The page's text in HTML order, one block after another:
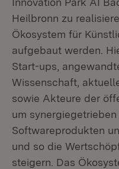
Heilbronn zu
Ökosystem für
aufgebaut werden.
Start-ups,
Wissenschaft,
sowie Akteure der
um
Softwareprodukten
und so die
steigern. Das